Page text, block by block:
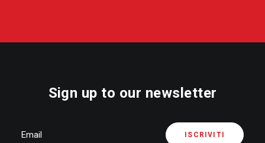
Sign up to our newsletter